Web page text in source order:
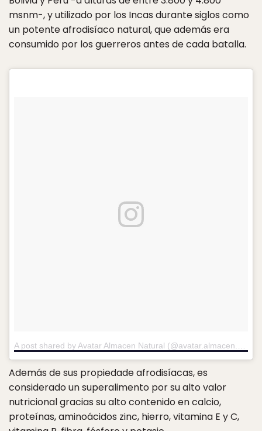
msnm-, y utilizado por los Incas durante siglos como
un potente afrodisíaco natural, que además era
consumido por los guerreros antes de cada batalla.
Además de sus propiedade afrodisíacas, es
considerado un superalimento por su alto valor
nutricional gracias su alto contenido en calcio,
proteínas, aminoácidos zinc, hierro, vitamina E y C,